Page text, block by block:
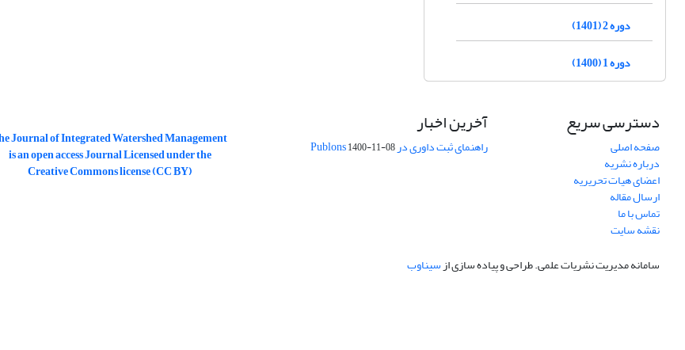
دوره 2 (1401)
دوره 1 (1400)
دسترسی سریع
صفحه اصلی
درباره نشریه
اعضای هیات تحریریه
ارسال مقاله
تماس با ما
نقشه سایت
آخرین اخبار
راهنمای ثبت داوری در Publons1400-11-08
Journal of Integrated Watershed Management
is an open access Journal Licensed under the
Creative Commons license (CC BY)
سامانه مدیریت نشریات علمی.طراحی و پیاده سازی ازسیناوب